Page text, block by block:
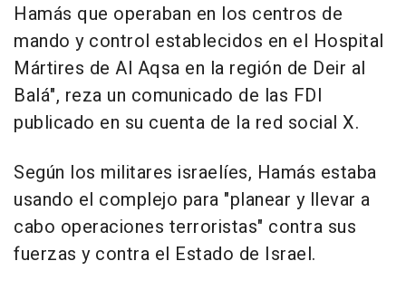
Hamás que operaban en los centros de
mando y control establecidos en el Hospital
Mártires de Al Aqsa en la región de Deir al
Balá", reza un comunicado de las FDI
publicado en su cuenta de la red social X.
Según los militares israelíes, Hamás estaba
usando el complejo para "planear y llevar a
cabo operaciones terroristas" contra sus
fuerzas y contra el Estado de Israel.